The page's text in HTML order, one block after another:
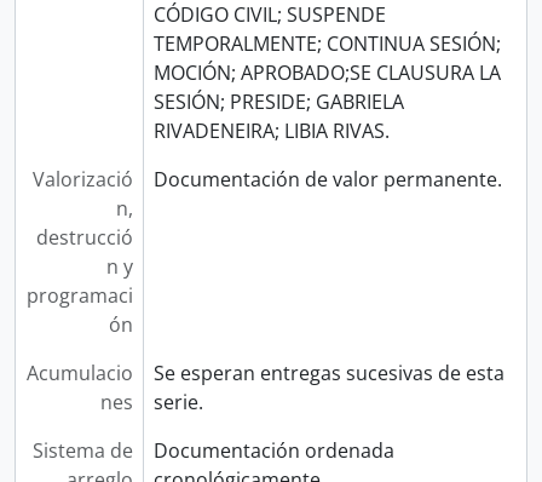
CÓDIGO CIVIL; SUSPENDE
TEMPORALMENTE; CONTINUA SESIÓN;
MOCIÓN; APROBADO;SE CLAUSURA LA
SESIÓN; PRESIDE; GABRIELA
RIVADENEIRA; LIBIA RIVAS.
Valorizació
n,
destrucció
n y
programaci
ón
Documentación de valor permanente.
Acumulacio
nes
Se esperan entregas sucesivas de esta
serie.
Sistema de
Documentación ordenada